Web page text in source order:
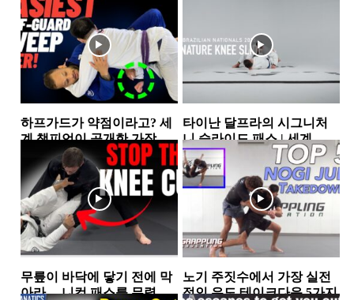
하프가드가 약점이라고? 세
계 챔피언이 공개한 가장 실
전적인 하프가드 스윕 2가지
하프가드
타이난 달프라의 시그니처
니 슬라이드 패스 | 세계 챔
피언이 반복해서 사용하는...
하프가드
무릎이 바닥에 닿기 전에 막
아라… 니컷 패스를 무력화
노기 주짓수에서 가장 실전
적인 유도 테이크다운 5가지